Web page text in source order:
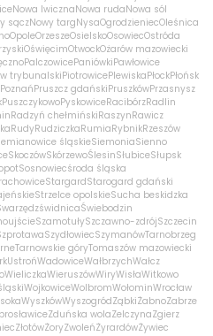
Nowa IwicznaNowa rudaNowa sól
sączNowy targNysaOgrodzieniecOleśnica
OpoleOrzeszeOsielskoOsowiecOstróda
OświęcimOtwockOżarów mazowiecki
PalczowicePaniówkiPawłowice
trybunalskiPiotrowicePlewiskaPłockPłońsk
PoznańPruszcz gdańskiPruszkówPrzasnysz
PuszczykowoPyskowiceRacibórzRadlin
Radzyń chełmińskiRaszynRawicz
RudyRudziczkaRumiaRybnikRzeszów
śląskieSiemoniaSienno
SkoczówSkórzewoŚlesinSłubiceSłupsk
Sosnowiecśroda śląska
StargardStarogard gdański
Strzelce opolskieSucha beskidzka
świdnicaŚwiebodzin
SzamotułySzczawno-zdrójSzczecin
SzydłowiecSzymanówTarnobrzeg
Tarnowskie góryTomaszów mazowiecki
UstrońWadowiceWałbrzychWałcz
WieliczkaWieruszówWiryWisłaWitkowo
WojkowiceWolbromWołominWrocław
WyszkówWyszogródZąbkiŻabnoZabrze
Zduńska wolaZelczynaZgierz
ZłotówŻoryZwoleńŻyrardówŻywiec